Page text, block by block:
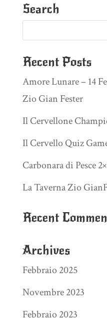
Search
Recent Posts
Amore Lunare – 14
Zio Gian Fester
Il Cervellone
Il Cervello Quiz
Carbonara di Pesce
La Taverna Zio
Recent
Archives
Febbraio 2025
Novembre 2023
Febbraio 2023